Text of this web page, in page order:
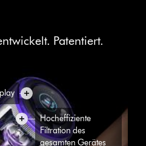
Patentiert.
Hocheffiziente
Filtration des
gesamten Gerätes